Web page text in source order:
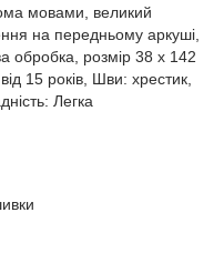
мовами, великий
на передньому аркуші,
обробка, розмір 38 х 142
15 років, Шви: хрестик,
Легка